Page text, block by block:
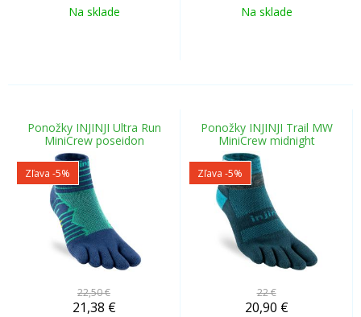
Na sklade Na sklade
Ponožky INJINJI Ultra Run
MiniCrew poseidon
Zľava -5%
22,50 €
21,38 €
Ponožky INJINJI Trail MW
MiniCrew midnight
Zľava -5%
22 €
20,90 €